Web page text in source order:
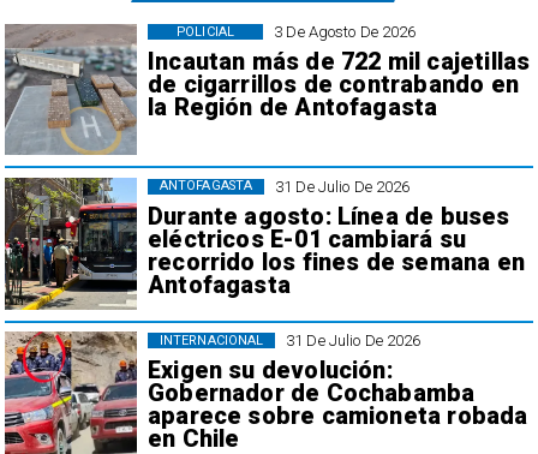
3 De Agosto De 2026
Incautan más de 722 mil cajetillas
de cigarrillos de contrabando en
la Región de Antofagasta
POLICIAL
31 De Julio De 2026
Durante agosto: Línea de buses
eléctricos E-01 cambiará su
recorrido los fines de semana en
Antofagasta
ANTOFAGASTA
31 De Julio De 2026
Exigen su devolución:
Gobernador de Cochabamba
aparece sobre camioneta robada
en Chile
INTERNACIONAL